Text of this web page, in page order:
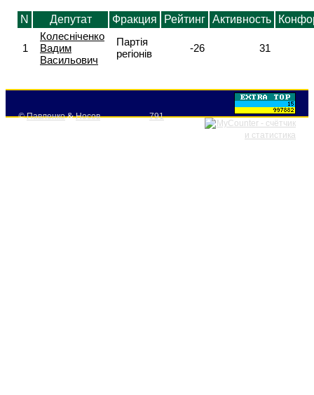
N Депутат Фракция Рейтинг Активность
1
Колесніченко
Вадим
Васильович
Партія
регіонів
-26 31
©Павленко&Носов 791